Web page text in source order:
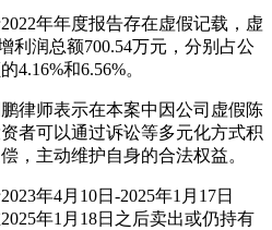
年年度报告存在虚假记载，虚
利润总额700.54万元，分别占公
4.16%和6.56%。
师表示在本案中因公司虚假陈
者可以通过诉讼等多元化方式积
，主动维护自身的合法权益。
年4月10日-2025年1月17日
年1月18日之后卖出或仍持有